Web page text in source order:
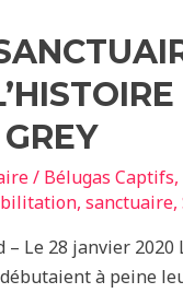
/ Bélugas Captifs,
, sanctuaire,
– Le 28 janvier
à peine